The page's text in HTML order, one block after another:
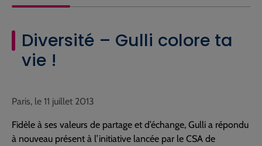
Diversité – Gulli colore ta
vie !
Paris, le 11 juillet 2013
Fidèle à ses valeurs de partage et d’échange, Gulli a répondu
à nouveau présent à l’initiative lancée par le CSA de